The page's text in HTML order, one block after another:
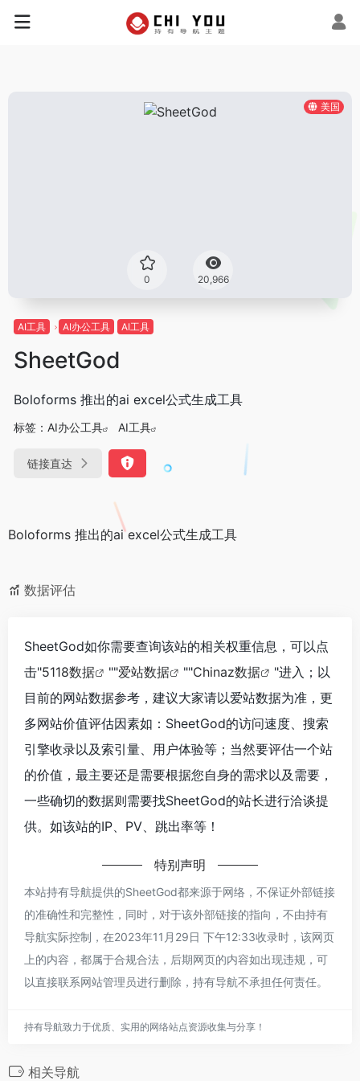
美国
0 20,966
AI工具 AI办公工具 AI工具
SheetGod
Boloforms 推出的ai excel公式生成工具
标签： AI办公工具 AI工具
链接直达
Boloforms 推出的ai excel公式生成工具
数据评估
SheetGod如你需要查询该站的相关权重信息，可以点
击"5118数据 ""爱站数据 ""Chinaz数据
"进入；以
目前的网站数据参考，建议大家请以爱站数据为准，更
多网站价值评估因素如：SheetGod的访问速度、搜索
引擎收录以及索引量、用户体验等；当然要评估一个站
的价值，最主要还是需要根据您自身的需求以及需要，
一些确切的数据则需要找SheetGod的站长进行洽谈提
供。如该站的IP、PV、跳出率等！
特别声明
本站持有导航提供的SheetGod都来源于网络，不保证外部链接
的准确性和完整性，同时，对于该外部链接的指向，不由持有
导航实际控制，在2023年11月29日 下午12:33收录时，该网页
上的内容，都属于合规合法，后期网页的内容如出现违规，可
以直接联系网站管理员进行删除，持有导航不承担任何责任。
持有导航致力于优质、实用的网络站点资源收集与分享！
相关导航